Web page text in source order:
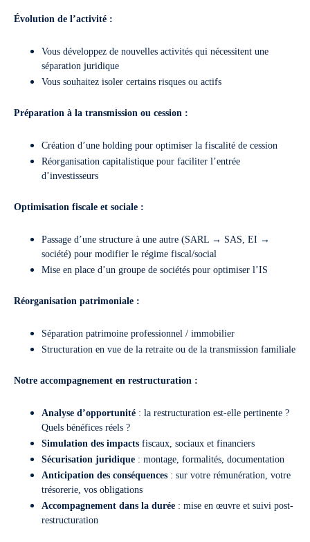
Évolution de l’activité :
Vous développez de nouvelles activités qui nécessitent une
séparation juridique
Vous souhaitez isoler certains risques ou actifs
Préparation à la transmission ou cession :
Création d’une holding pour optimiser la fiscalité de cession
Réorganisation capitalistique pour faciliter l’entrée
d’investisseurs
Optimisation fiscale et sociale :
Passage d’une structure à une autre (SARL → SAS, EI →
société) pour modifier le régime fiscal/social
Mise en place d’un groupe de sociétés pour optimiser l’IS
Réorganisation patrimoniale :
Séparation patrimoine professionnel / immobilier
Structuration en vue de la retraite ou de la transmission familiale
Notre accompagnement en restructuration :
Analyse d’opportunité : la restructuration est-elle pertinente ?
Quels bénéfices réels ?
Simulation des impacts fiscaux, sociaux et financiers
Sécurisation juridique : montage, formalités, documentation
Anticipation des conséquences : sur votre rémunération, votre
trésorerie, vos obligations
Accompagnement dans la durée : mise en œuvre et suivi post-
restructuration